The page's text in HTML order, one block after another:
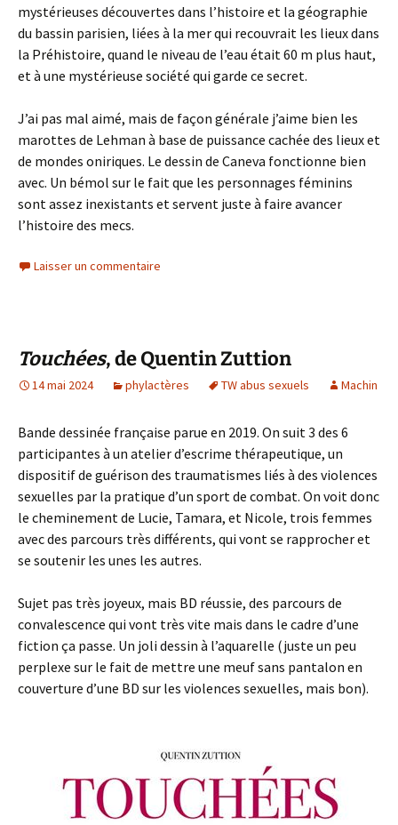
mystérieuses découvertes dans l’histoire et la géographie
du bassin parisien, liées à la mer qui recouvrait les lieux dans
la Préhistoire, quand le niveau de l’eau était 60 m plus haut,
et à une mystérieuse société qui garde ce secret.
J’ai pas mal aimé, mais de façon générale j’aime bien les
marottes de Lehman à base de puissance cachée des lieux et
de mondes oniriques. Le dessin de Caneva fonctionne bien
avec. Un bémol sur le fait que les personnages féminins
sont assez inexistants et servent juste à faire avancer
l’histoire des mecs.
Laisser un commentaire
Touchées, de Quentin Zuttion
14 mai 2024 phylactères TW abus sexuels Machin
Bande dessinée française parue en 2019. On suit 3 des 6
participantes à un atelier d’escrime thérapeutique, un
dispositif de guérison des traumatismes liés à des violences
sexuelles par la pratique d’un sport de combat. On voit donc
le cheminement de Lucie, Tamara, et Nicole, trois femmes
avec des parcours très différents, qui vont se rapprocher et
se soutenir les unes les autres.
Sujet pas très joyeux, mais BD réussie, des parcours de
convalescence qui vont très vite mais dans le cadre d’une
fiction ça passe. Un joli dessin à l’aquarelle (juste un peu
perplexe sur le fait de mettre une meuf sans pantalon en
couverture d’une BD sur les violences sexuelles, mais bon).